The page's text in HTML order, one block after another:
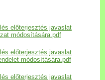
előterjesztés javaslat
módosítására.pdf
előterjesztés javaslat
módosítására.pdf
előterjesztés javaslat